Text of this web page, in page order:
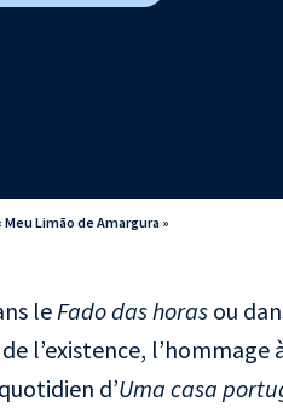
Limão de Amargura »
le Fado das horasou
l’existence, l’hommage
d’Uma casa